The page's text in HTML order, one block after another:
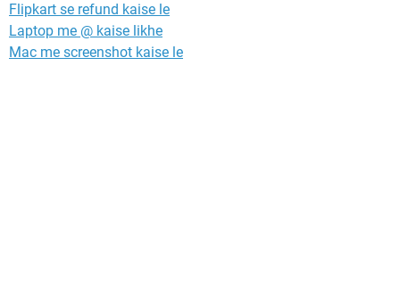
Flipkart se refund kaise le
Laptop me @ kaise likhe
Mac me screenshot kaise le